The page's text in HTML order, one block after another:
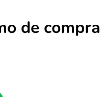
de compra